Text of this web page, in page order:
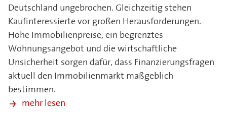
Deutschland ungebrochen. Gleichzeitig stehen
Kaufinteressierte vor großen Herausforderungen.
Hohe Immobilienpreise, ein begrenztes
Wohnungsangebot und die wirtschaftliche
Unsicherheit sorgen dafür, dass Finanzierungsfragen
aktuell den Immobilienmarkt maßgeblich
bestimmen.
mehr lesen